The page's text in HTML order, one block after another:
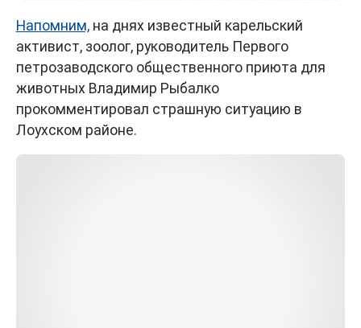
Напомним,на днях известный карельский
активист, зоолог, руководитель Первого
петрозаводского общественного приюта для
животных Владимир Рыбалко
прокомментировал страшную ситуацию в
Лоухском районе.